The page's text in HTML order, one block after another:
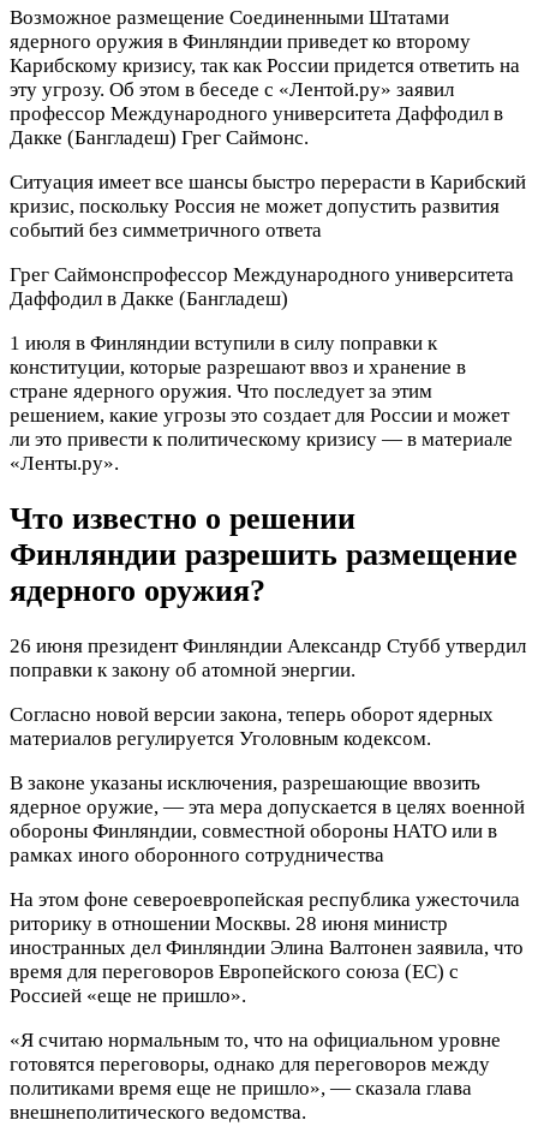
Возможное размещение Соединенными Штатами
ядерного оружия в Финляндии приведет ко второму
Карибскому кризису, так как России придется ответить на
эту угрозу. Об этом в беседе с «Лентой.ру» заявил
профессор Международного университета Даффодил в
Дакке (Бангладеш) Грег Саймонс.
Ситуация имеет все шансы быстро перерасти в Карибский
кризис, поскольку Россия не может допустить развития
событий без симметричного ответа
Грег Саймонспрофессор Международного университета
Даффодил в Дакке (Бангладеш)
1 июля в Финляндии вступили в силу поправки к
конституции, которые разрешают ввоз и хранение в
стране ядерного оружия. Что последует за этим
решением, какие угрозы это создает для России и может
ли это привести к политическому кризису — в материале
«Ленты.ру».
Что известно о решении
Финляндии разрешить размещение
ядерного оружия?
26 июня президент Финляндии Александр Стубб утвердил
поправки к закону об атомной энергии.
Согласно новой версии закона, теперь оборот ядерных
материалов регулируется Уголовным кодексом.
В законе указаны исключения, разрешающие ввозить
ядерное оружие, — эта мера допускается в целях военной
обороны Финляндии, совместной обороны НАТО или в
рамках иного оборонного сотрудничества
На этом фоне североевропейская республика ужесточила
риторику в отношении Москвы. 28 июня министр
иностранных дел Финляндии Элина Валтонен заявила, что
время для переговоров Европейского союза (ЕС) с
Россией «еще не пришло».
«Я считаю нормальным то, что на официальном уровне
готовятся переговоры, однако для переговоров между
политиками время еще не пришло», — сказала глава
внешнеполитического ведомства.